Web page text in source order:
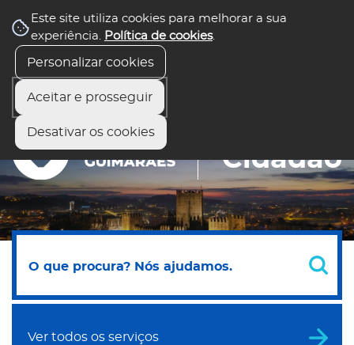
Este site utiliza cookies para melhorar a sua
experiência. Política de cookies.
Personalizar cookies
Aceitar e prosseguir
Desativar os cookies
Balcão Virtual
Todos os serviços Fale com o presidente
Cidadão
Ver todos os serviços